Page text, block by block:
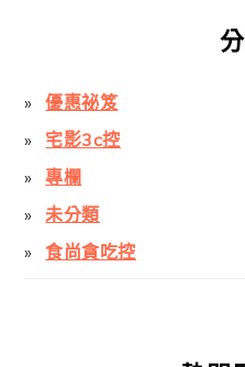
優惠祕笈
宅影3c控
專欄
未分類
食尚貪吃控